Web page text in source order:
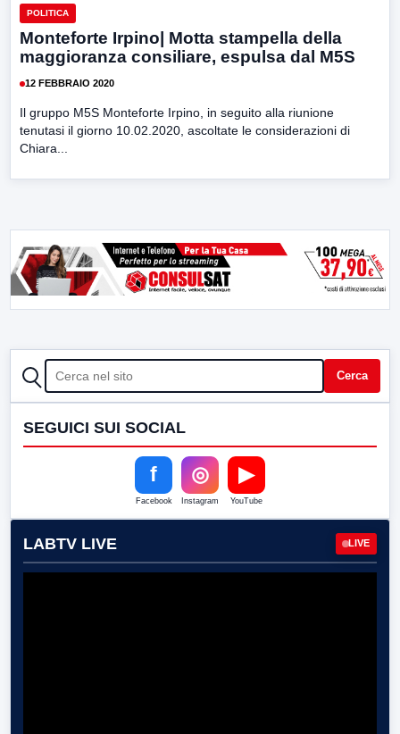
POLITICA
Monteforte Irpino| Motta stampella della
maggioranza consiliare, espulsa dal M5S
12 FEBBRAIO 2020
Il gruppo M5S Monteforte Irpino, in seguito alla riunione
tenutasi il giorno 10.02.2020, ascoltate le considerazioni di
Chiara...
CERCA Cerca
SEGUICI SUI SOCIAL
f
Facebook
◎
Instagram
▶
YouTube
LABTV LIVE LIVE